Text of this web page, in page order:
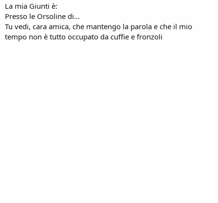
La mia Giunti è:
Presso le Orsoline di...
Tu vedi, cara amica, che mantengo la parola e che il mio
tempo non è tutto occupato da cuffie e fronzoli